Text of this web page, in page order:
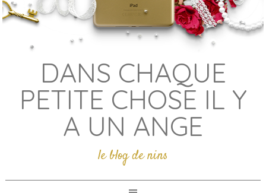
DANS CHAQUE
PETITE CHOSE IL Y
A UN ANGE
le blog de nins